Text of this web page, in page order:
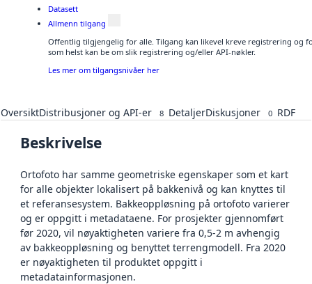
Datasett
Allmenn tilgang
Offentlig tilgjengelig for alle. Tilgang kan likevel kreve registrering og
som helst kan be om slik registrering og/eller API-nøkler.
Les mer om tilgangsnivåer her
OversiktDistribusjoner og API-er 8 DetaljerDiskusjoner 0 RDF
Beskrivelse
Ortofoto har samme geometriske egenskaper som et kart
for alle objekter lokalisert på bakkenivå og kan knyttes til
et referansesystem. Bakkeoppløsning på ortofoto varierer
og er oppgitt i metadataene. For prosjekter gjennomført
før 2020, vil nøyaktigheten variere fra 0,5-2 m avhengig
av bakkeoppløsning og benyttet terrengmodell. Fra 2020
er nøyaktigheten til produktet oppgitt i
metadatainformasjonen.